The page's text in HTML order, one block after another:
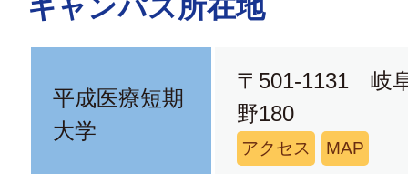
キャンパス所在地
平成医療短期
大学
〒501-1131 岐
野180
アクセス MAP